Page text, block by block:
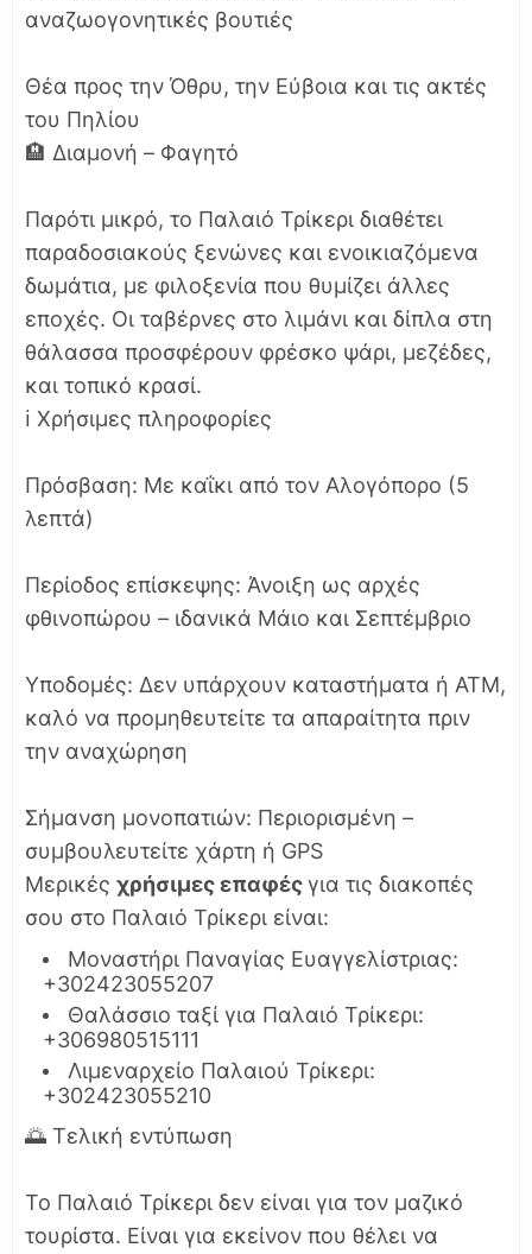
αναζωογονητικές βουτιές
Θέα προς την Όθρυ, την Εύβοια και τις ακτές
του Πηλίου
🏨 Διαμονή – Φαγητό
Παρότι μικρό, το Παλαιό Τρίκερι διαθέτει
παραδοσιακούς ξενώνες και ενοικιαζόμενα
δωμάτια, με φιλοξενία που θυμίζει άλλες
εποχές. Οι ταβέρνες στο λιμάνι και δίπλα στη
θάλασσα προσφέρουν φρέσκο ψάρι, μεζέδες,
και τοπικό κρασί.
ℹ️ Χρήσιμες πληροφορίες
Πρόσβαση: Με καΐκι από τον Αλογόπορο (5
λεπτά)
Περίοδος επίσκεψης: Άνοιξη ως αρχές
φθινοπώρου – ιδανικά Μάιο και Σεπτέμβριο
Υποδομές: Δεν υπάρχουν καταστήματα ή ΑΤΜ,
καλό να προμηθευτείτε τα απαραίτητα πριν
την αναχώρηση
Σήμανση μονοπατιών: Περιορισμένη –
συμβουλευτείτε χάρτη ή GPS
Μερικές χρήσιμες επαφέςγια τις διακοπές
σου στο Παλαιό Τρίκερι είναι:
Μοναστήρι Παναγίας Ευαγγελίστριας:
+302423055207
Θαλάσσιο ταξί για Παλαιό Τρίκερι:
+306980515111
Λιμεναρχείο Παλαιού Τρίκερι:
+302423055210
🌅 Τελική εντύπωση
Το Παλαιό Τρίκερι δεν είναι για τον μαζικό
τουρίστα. Είναι για εκείνον που θέλει να